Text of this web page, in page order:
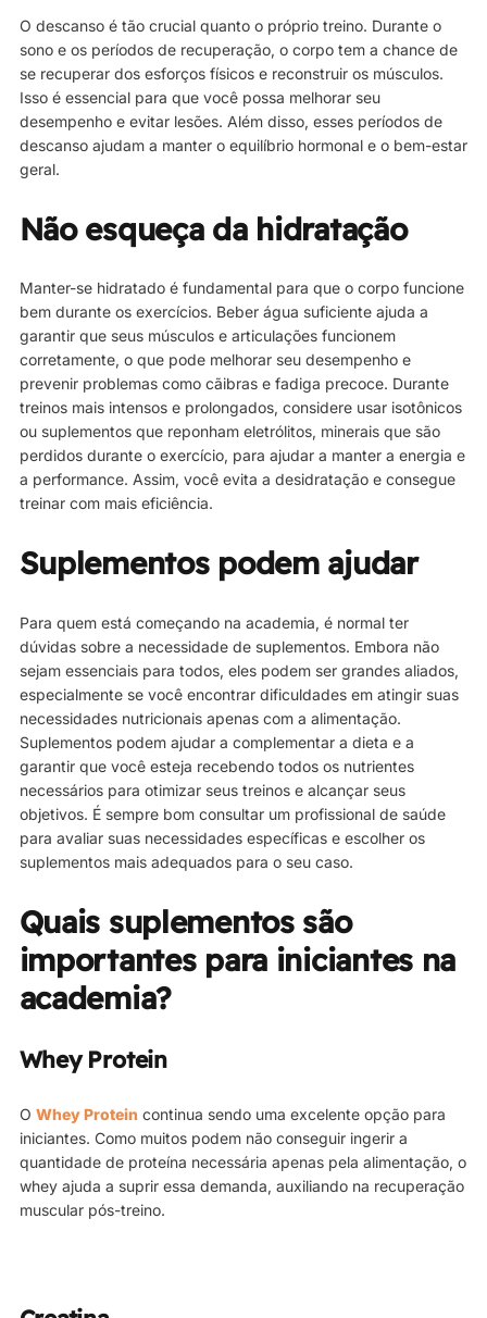
O descanso é tão crucial quanto o próprio treino. Durante o
sono e os períodos de recuperação, o corpo tem a chance de
se recuperar dos esforços físicos e reconstruir os músculos.
Isso é essencial para que você possa melhorar seu
desempenho e evitar lesões. Além disso, esses períodos de
descanso ajudam a manter o equilíbrio hormonal e o bem-estar
geral.
Não esqueça da hidratação
Manter-se hidratado é fundamental para que o corpo funcione
bem durante os exercícios. Beber água suficiente ajuda a
garantir que seus músculos e articulações funcionem
corretamente, o que pode melhorar seu desempenho e
prevenir problemas como cãibras e fadiga precoce. Durante
treinos mais intensos e prolongados, considere usar isotônicos
ou suplementos que reponham eletrólitos, minerais que são
perdidos durante o exercício, para ajudar a manter a energia e
a performance. Assim, você evita a desidratação e consegue
treinar com mais eficiência.
Suplementos podem ajudar
Para quem está começando na academia, é normal ter
dúvidas sobre a necessidade de suplementos. Embora não
sejam essenciais para todos, eles podem ser grandes aliados,
especialmente se você encontrar dificuldades em atingir suas
necessidades nutricionais apenas com a alimentação.
Suplementos podem ajudar a complementar a dieta e a
garantir que você esteja recebendo todos os nutrientes
necessários para otimizar seus treinos e alcançar seus
objetivos. É sempre bom consultar um profissional de saúde
para avaliar suas necessidades específicas e escolher os
suplementos mais adequados para o seu caso.
Quais suplementos são
importantes para iniciantes na
academia?
Whey Protein
O Whey Protein continua sendo uma excelente opção para
iniciantes. Como muitos podem não conseguir ingerir a
quantidade de proteína necessária apenas pela alimentação, o
whey ajuda a suprir essa demanda, auxiliando na recuperação
muscular pós-treino.